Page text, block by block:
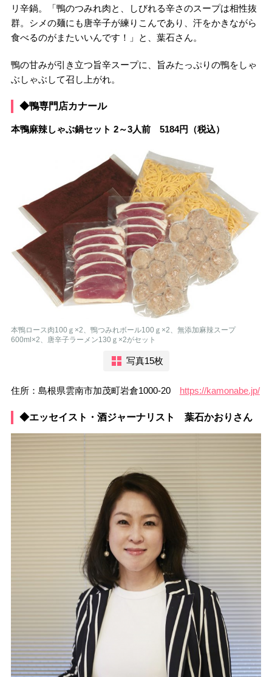
リ辛鍋。「鴨のつみれ肉と、しびれる辛さのスープは相性抜
群。シメの麺にも唐辛子が練りこんであり、汗をかきながら
食べるのがまたいいんです！」と、葉石さん。
鴨の甘みが引き立つ旨辛スープに、旨みたっぷりの鴨をしゃ
ぶしゃぶして召し上がれ。
◆鴨専門店カナール
本鴨麻辣しゃぶ鍋セット 2～3人前 5184円（税込）
本鴨ロース肉100ｇ×2、鴨つみれボール100ｇ×2、無添加麻辣スープ
600ml×2、唐辛子ラーメン130ｇ×2がセット
写真15枚
住所：島根県雲南市加茂町岩倉1000-20 https://kamonabe.jp/
◆エッセイスト・酒ジャーナリスト 葉石かおりさん